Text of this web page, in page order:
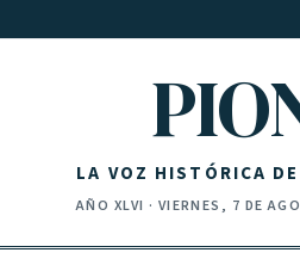
LA VOZ HISTÓRICA
AÑO XLVI · VIERNES, 7 DE